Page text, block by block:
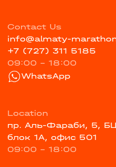
Contact Us
info@almaty-
+7 (727) 311 5185
09:00 - 18:00
WhatsApp
Location
пр. Аль-Фараби, 5,
блок 1А, офис 501
09:00 - 18:00